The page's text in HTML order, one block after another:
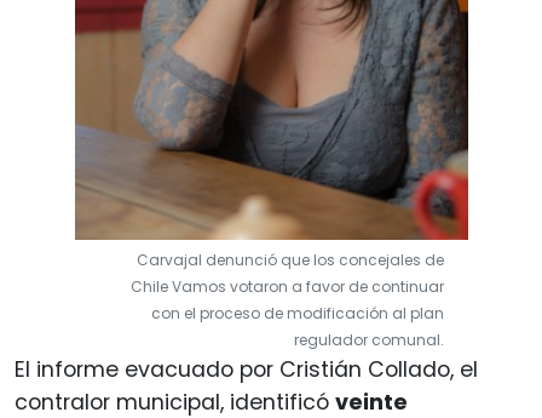
Carvajal denunció que los concejales de
Chile Vamos votaron a favor de continuar
con el proceso de modificación al plan
regulador comunal.
El informe evacuado por Cristián Collado, el
contralor municipal, identificó veinte